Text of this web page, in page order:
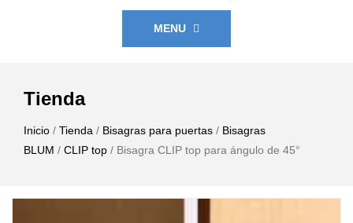
MENU
Tienda
Inicio / Tienda / Bisagras para puertas / Bisagras
BLUM / CLIP top / Bisagra CLIP top para ángulo de 45°